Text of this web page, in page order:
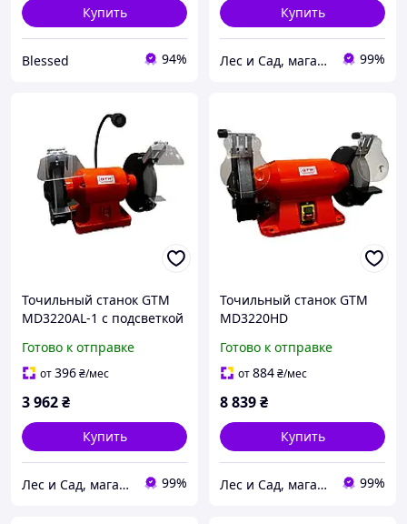
Купить
Blessed 94%
Купить
Лес и Сад, магазин инструментов и садово-парковой техники 99%
Точильный станок GTM
MD3220AL-1 с подсветкой
Готово к отправке
от396₴/мес
3 962₴
Купить
Лес и Сад, магазин инструментов и садово-парковой техники 99%
Точильный станок GTM
MD3220HD
Готово к отправке
от884₴/мес
8 839₴
Купить
Лес и Сад, магазин инструментов и садово-парковой техники 99%